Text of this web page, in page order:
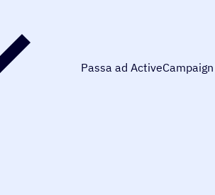
Passa ad ActiveCampaign